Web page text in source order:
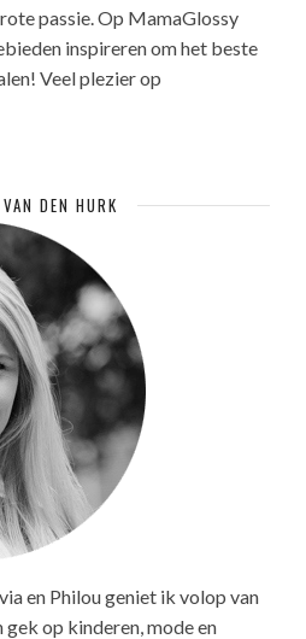
passie. Op MamaGlossy
inspireren om het beste
Veel plezier op
DEN HURK
en Philou geniet ik volop van
op kinderen, mode en